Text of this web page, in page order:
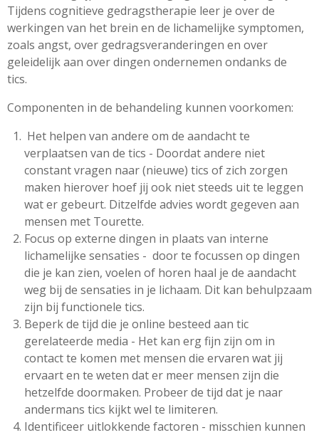
Tijdens cognitieve gedragstherapie leer je over de
werkingen van het brein en de lichamelijke symptomen,
zoals angst, over gedragsveranderingen en over
geleidelijk aan over dingen ondernemen ondanks de
tics.
Componenten in de behandeling kunnen voorkomen:
Het helpen van andere om de aandacht te
verplaatsen van de tics - Doordat andere niet
constant vragen naar (nieuwe) tics of zich zorgen
maken hierover hoef jij ook niet steeds uit te leggen
wat er gebeurt. Ditzelfde advies wordt gegeven aan
mensen met Tourette.
Focus op externe dingen in plaats van interne
lichamelijke sensaties - door te focussen op dingen
die je kan zien, voelen of horen haal je de aandacht
weg bij de sensaties in je lichaam. Dit kan behulpzaam
zijn bij functionele tics.
Beperk de tijd die je online besteed aan tic
gerelateerde media - Het kan erg fijn zijn om in
contact te komen met mensen die ervaren wat jij
ervaart en te weten dat er meer mensen zijn die
hetzelfde doormaken. Probeer de tijd dat je naar
andermans tics kijkt wel te limiteren.
Identificeer uitlokkende factoren - misschien kunnen